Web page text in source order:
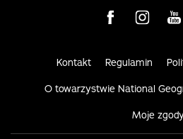
Visit us onVisit us on
Kontakt Regulamin
O towarzystwie National
Moje